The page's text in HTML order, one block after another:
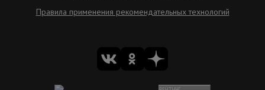
Правила применения рекомендательных технологий